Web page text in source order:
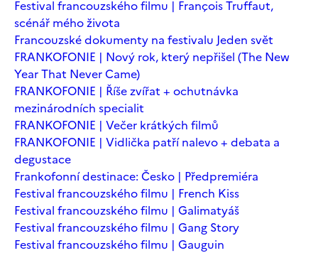
Festival francouzského filmu | François Truffaut,
scénář mého života
Francouzské dokumenty na festivalu Jeden svět
FRANKOFONIE | Nový rok, který nepřišel (The New
Year That Never Came)
FRANKOFONIE | Říše zvířat + ochutnávka
mezinárodních specialit
FRANKOFONIE | Večer krátkých filmů
FRANKOFONIE | Vidlička patří nalevo + debata a
degustace
Frankofonní destinace: Česko | Předpremiéra
Festival francouzského filmu | French Kiss
Festival francouzského filmu | Galimatyáš
Festival francouzského filmu | Gang Story
Festival francouzského filmu | Gauguin